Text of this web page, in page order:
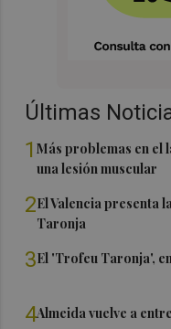
Últimas
1Más problemas en
una lesión muscular
2El Valencia presenta
Taronja
3El 'Trofeu Taronja',
4Almeida vuelve a